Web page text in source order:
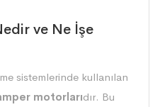
ve Ne İşe
sistemlerinde kullanılan
motorlarıdır. Bu